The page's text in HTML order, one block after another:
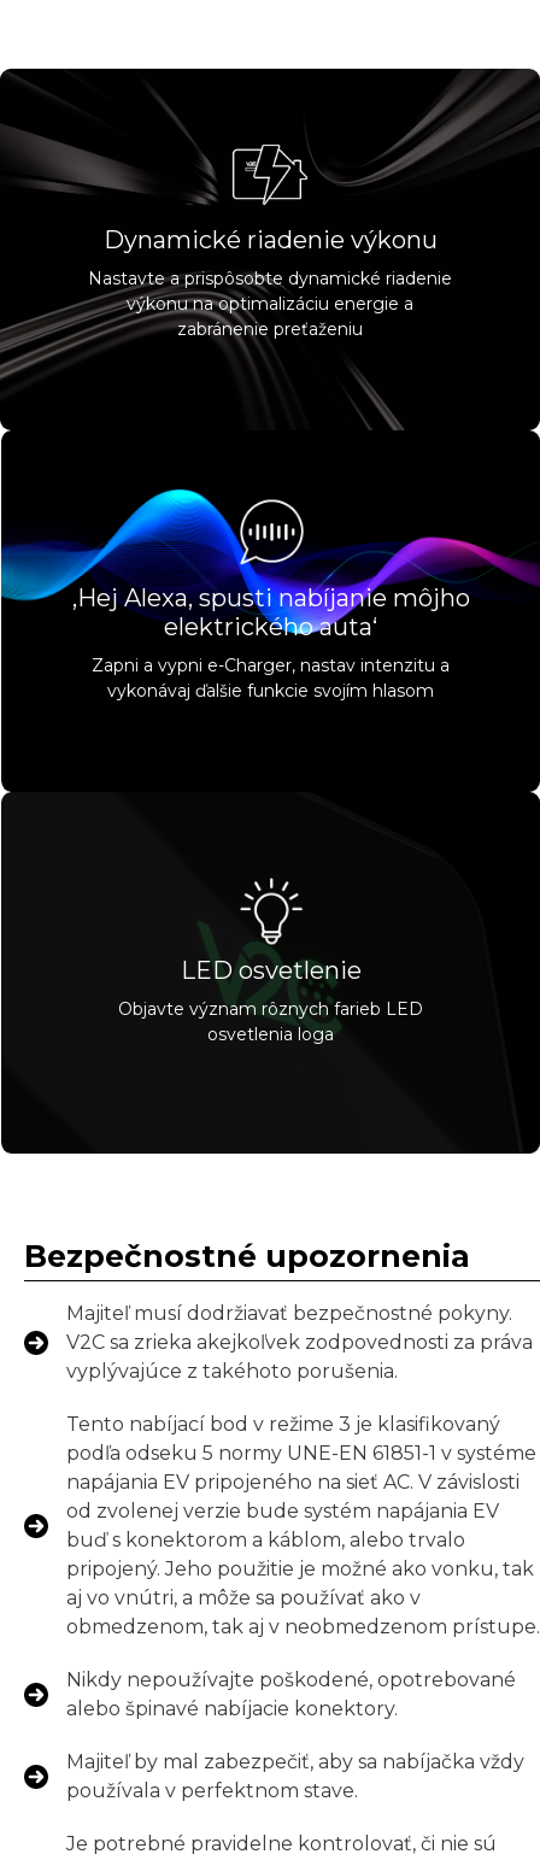
Dynamické riadenie výkonu
Nastavte a prispôsobte dynamické riadenie
výkonu na optimalizáciu energie a
zabránenie preťaženiu
‚Hej Alexa, spusti nabíjanie môjho
elektrického auta‘
Zapni a vypni e-Charger, nastav intenzitu a
vykonávaj ďalšie funkcie svojím hlasom
LED osvetlenie
Objavte význam rôznych farieb LED
osvetlenia loga
Bezpečnostné upozornenia
Majiteľ musí dodržiavať bezpečnostné pokyny.
V2C sa zrieka akejkoľvek zodpovednosti za práva
vyplývajúce z takéhoto porušenia.
Tento nabíjací bod v režime 3 je klasifikovaný
podľa odseku 5 normy UNE-EN 61851-1 v systéme
napájania EV pripojeného na sieť AC. V závislosti
od zvolenej verzie bude systém napájania EV
buď s konektorom a káblom, alebo trvalo
pripojený. Jeho použitie je možné ako vonku, tak
aj vo vnútri, a môže sa používať ako v
obmedzenom, tak aj v neobmedzenom prístupe.
Nikdy nepoužívajte poškodené, opotrebované
alebo špinavé nabíjacie konektory.
Majiteľ by mal zabezpečiť, aby sa nabíjačka vždy
používala v perfektnom stave.
Je potrebné pravidelne kontrolovať, či nie sú